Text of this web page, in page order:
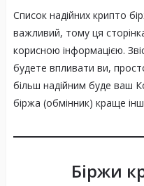
Список надійних крипто
важливий, тому ця
корисною інформацією.
будете впливати ви,
більш надійним буде ваш
біржа (обмінник) краще
Біржи